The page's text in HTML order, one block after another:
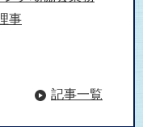
事
記事一覧